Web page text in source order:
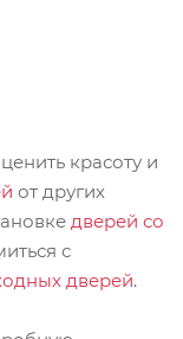
красоту и
от других
дверей со
с
дверей.